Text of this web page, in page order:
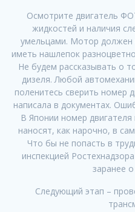
Осмотрите двигатель
жидкостей и наличия
умельцами. Мотор должен
иметь нашлепок
Не будем рассказывать о
дизеля. Любой
поленитесь сверить номер
написала в документах.
В Японии номер двигателя
наносят, как нарочно, в
Что бы не попасть в
инспекцией
заранее
Следующий этап –